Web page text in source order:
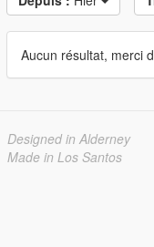
Aucun résultat, merci
Designed in Alderney
Made in Los Santos